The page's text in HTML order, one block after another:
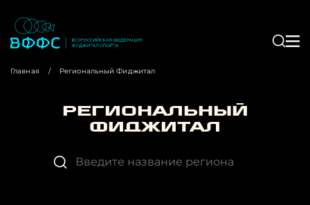
Главная / Региональный Фиджитал
Региональный
Фиджитал